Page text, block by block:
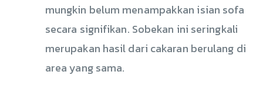
mungkin belum menampakkan isian sofa
secara signifikan. Sobekan ini seringkali
merupakan hasil dari cakaran berulang di
area yang sama.